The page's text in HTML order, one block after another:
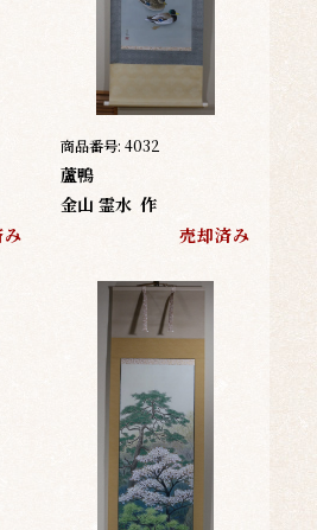
商品番号: 4032
蘆鴨
金山 霊水 作
売却済み